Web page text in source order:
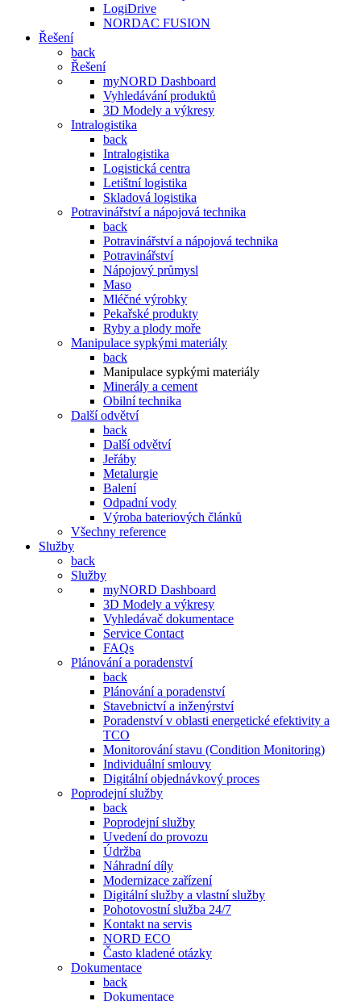
LogiDrive
NORDAC FUSION
Řešení
back
Řešení
myNORD Dashboard
Vyhledávání produktů
3D Modely a výkresy
Intralogistika
back
Intralogistika
Logistická centra
Letištní logistika
Skladová logistika
Potravinářství a nápojová technika
back
Potravinářství a nápojová technika
Potravinářství
Nápojový průmysl
Maso
Mléčné výrobky
Pekařské produkty
Ryby a plody moře
Manipulace sypkými materiály
back
Manipulace sypkými materiály
Minerály a cement
Obilní technika
Další odvětví
back
Další odvětví
Jeřáby
Metalurgie
Balení
Odpadní vody
Výroba bateriových článků
Všechny reference
Služby
back
Služby
myNORD Dashboard
3D Modely a výkresy
Vyhledávač dokumentace
Service Contact
FAQs
Plánování a poradenství
back
Plánování a poradenství
Stavebnictví a inženýrství
Poradenství v oblasti energetické efektivity a
TCO
Monitorování stavu (Condition Monitoring)
Individuální smlouvy
Digitální objednávkový proces
Poprodejní služby
back
Poprodejní služby
Uvedení do provozu
Údržba
Náhradní díly
Modernizace zařízení
Digitální služby a vlastní služby
Pohotovostní služba 24/7
Kontakt na servis
NORD ECO
Často kladené otázky
Dokumentace
back
Dokumentace